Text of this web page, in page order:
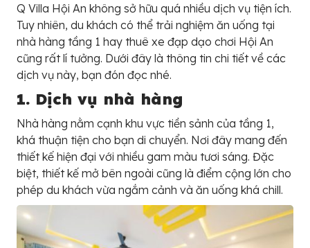
Q Villa Hội An không sở hữu quá nhiều dịch vụ tiện ích.
Tuy nhiên, du khách có thể trải nghiệm ăn uống tại
nhà hàng tầng 1 hay thuê xe đạp dạo chơi Hội An
cũng rất lí tưởng. Dưới đây là thông tin chi tiết về các
dịch vụ này, bạn đón đọc nhé.
1. Dịch vụ nhà hàng
Nhà hàng nằm cạnh khu vực tiền sảnh của tầng 1,
khá thuận tiện cho bạn di chuyển. Nơi đây mang đến
thiết kế hiện đại với nhiều gam màu tươi sáng. Đặc
biệt, thiết kế mở bên ngoài cũng là điểm cộng lớn cho
phép du khách vừa ngắm cảnh và ăn uống khá chill.